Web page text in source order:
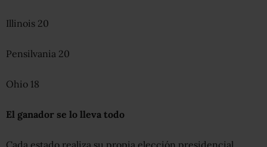
Illinois 20
Pensilvania 20
Ohio 18
El ganador se lo lleva todo
Cada estado realiza su propia elección presidencial